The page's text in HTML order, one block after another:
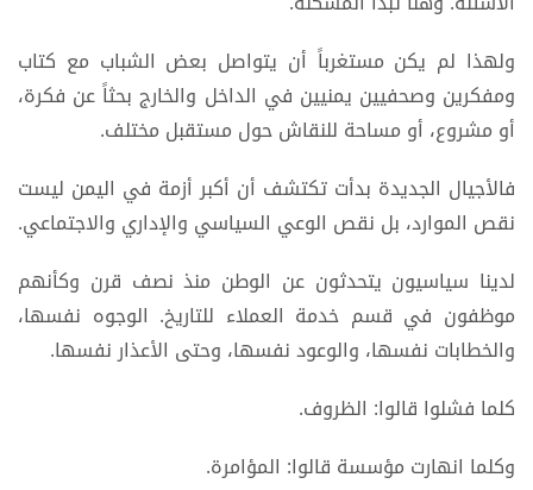
ولهذا لم يكن مستغرباً أن يتواصل بعض الشباب مع كتاب
ومفكرين وصحفيين يمنيين في الداخل والخارج بحثاً عن فكرة،
أو مشروع، أو مساحة للنقاش حول مستقبل مختلف.
فالأجيال الجديدة بدأت تكتشف أن أكبر أزمة في اليمن ليست
نقص الموارد، بل نقص الوعي السياسي والإداري والاجتماعي.
لدينا سياسيون يتحدثون عن الوطن منذ نصف قرن وكأنهم
موظفون في قسم خدمة العملاء للتاريخ. الوجوه نفسها،
والخطابات نفسها، والوعود نفسها، وحتى الأعذار نفسها.
كلما فشلوا قالوا: الظروف.
وكلما انهارت مؤسسة قالوا: المؤامرة.